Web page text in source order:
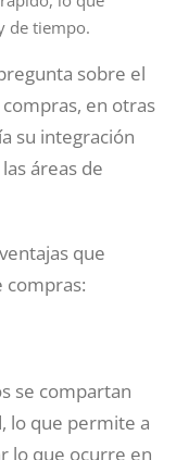
de tiempo.
sobre el
en otras
su integración
áreas de
que
compras:
se compartan
lo que permite a
lo que ocurre en